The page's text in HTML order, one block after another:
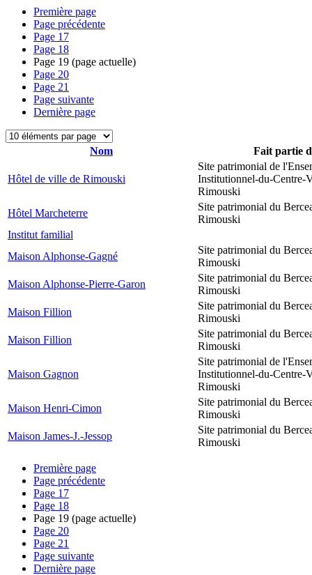
Première page
Page précédente
Page 17
Page 18
Page 19 (page actuelle)
Page 20
Page 21
Page suivante
Dernière page
Nom Fait partie
Hôtel de ville de Rimouski
Site patrimonial de
Institutionnel-du-Centre-
Rimouski
Hôtel Marcheterre
Site patrimonial du
Rimouski
Institut familial
Maison Alphonse-Gagné
Site patrimonial du
Rimouski
Maison Alphonse-Pierre-Garon
Site patrimonial du
Rimouski
Maison Fillion
Site patrimonial du
Rimouski
Maison Fillion
Site patrimonial du
Rimouski
Maison Gagnon
Site patrimonial de
Institutionnel-du-Centre-
Rimouski
Maison Henri-Cimon
Site patrimonial du
Rimouski
Maison James-J.-Jessop
Site patrimonial du
Rimouski
Première page
Page précédente
Page 17
Page 18
Page 19 (page actuelle)
Page 20
Page 21
Page suivante
Dernière page